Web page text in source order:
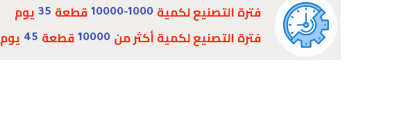
فترة التصنيع لكمية 10000-1000 قطعة 35 يوم
فترة التصنيع لكمية أكثر من 10000 قطعة 45 يوم